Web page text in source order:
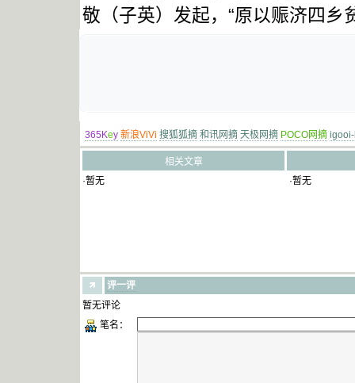
敬（子英）发起，“原以赈济四乡
365Key 新浪ViVi 搜狐狐摘 和讯网摘 天极网摘 POCO网摘
相关文章
·暂无
·暂无
评一评
暂无评论
笔名：